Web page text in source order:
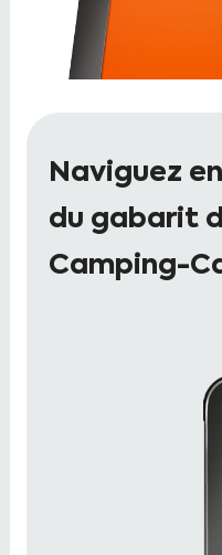
Naviguez
du gabarit
Camping-